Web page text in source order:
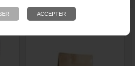
ÉGALEMENT